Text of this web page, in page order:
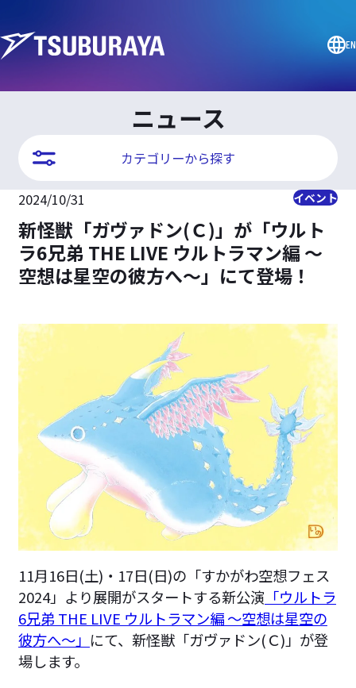
EN
ニュース
カテゴリーから探す
2024/10/31 イベント
新怪獣「ガヴァドン(Ｃ)」が「ウルト
ラ6兄弟 THE LIVE ウルトラマン編 ～
空想は星空の彼方へ～」にて登場！
11月16日(土)・17日(日)の「すかがわ空想フェス
2024」より展開がスタートする新公演 「ウルトラ
6兄弟 THE LIVE ウルトラマン編 ～空想は星空の
彼方へ～」 にて、新怪獣「ガヴァドン(Ｃ)」が登
場します。